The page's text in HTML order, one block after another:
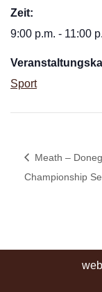
Zeit:
9:00 p.m. - 11:00
Sport
Meath –
Championship